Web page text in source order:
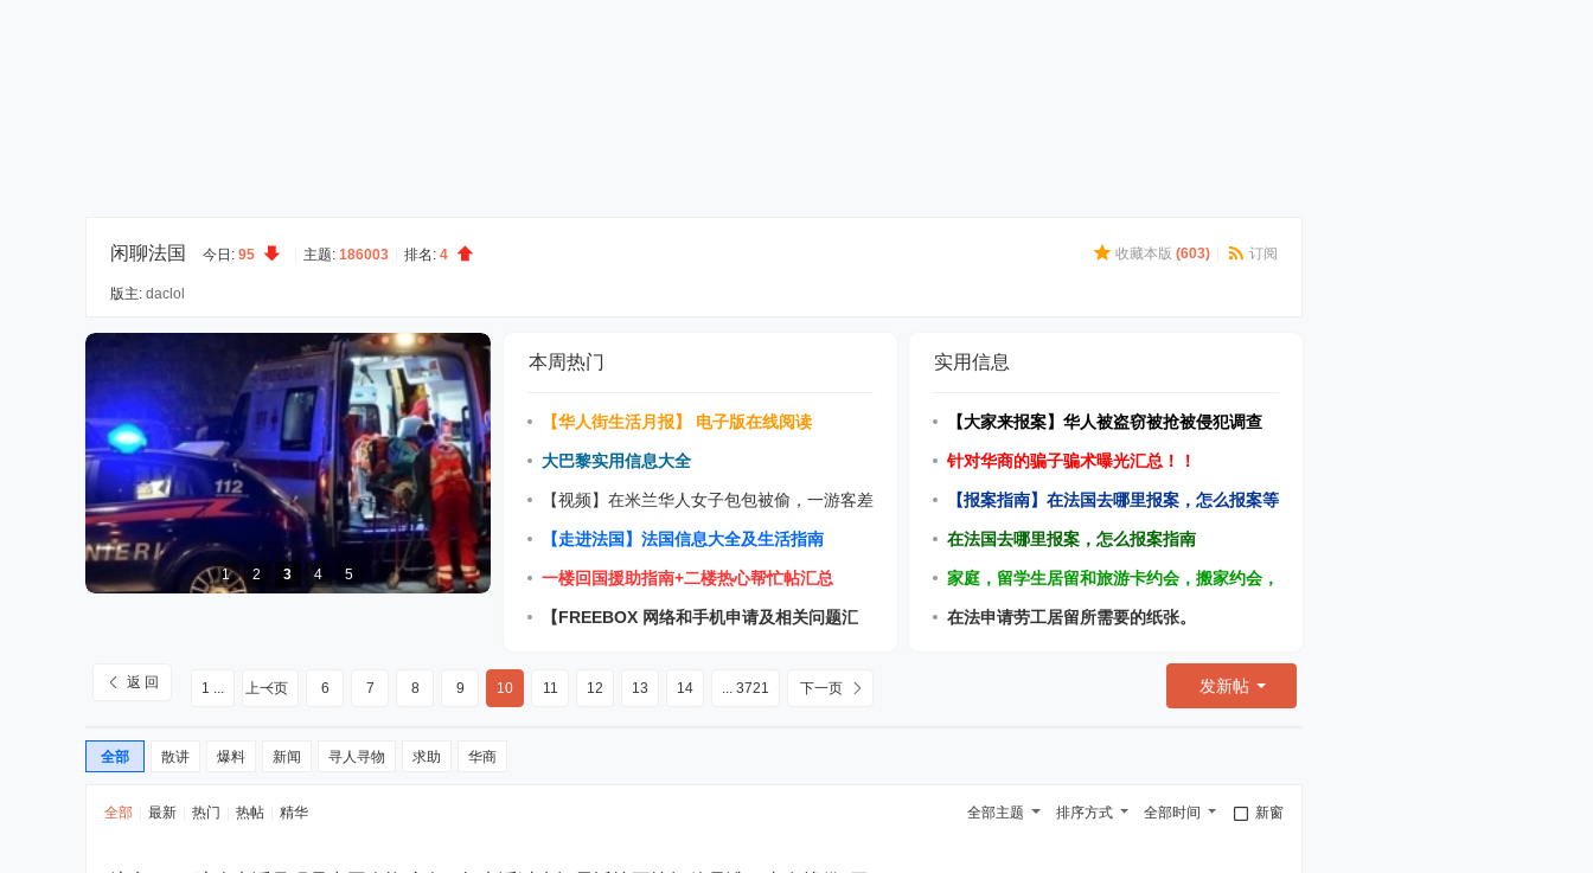
收藏本版 (603) 订阅
闲聊法国 今日: 95 主题: 186003 排名: 4
版主: daclol
1 2 3 4 5
本周热门
【华人街生活月报】 电子版在线阅读
大巴黎实用信息大全
【视频】在米兰华人女子包包被偷，一游客差
【走进法国】法国信息大全及生活指南
一楼回国援助指南+二楼热心帮忙帖汇总
【FREEBOX 网络和手机申请及相关问题汇
实用信息
【大家来报案】华人被盗窃被抢被侵犯调查
针对华商的骗子骗术曝光汇总！！
【报案指南】在法国去哪里报案，怎么报案等
在法国去哪里报案，怎么报案指南
家庭，留学生居留和旅游卡约会，搬家约会，
在法申请劳工居留所需要的纸张。
返 回 1 ... 上一页 6 7 8 9 10 11 12 13 14 ... 3721 下一页 发新帖
全部 散讲 爆料 新闻 寻人寻物 求助 华商
新窗
全部时间
排序方式
全部主题
全部 最新 热门 热帖 精华